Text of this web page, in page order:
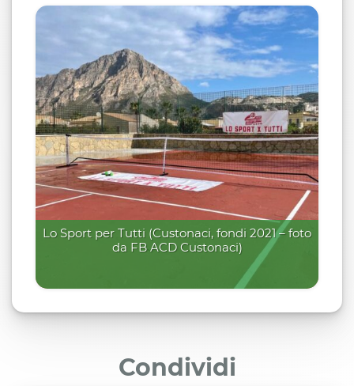
Lo Sport per Tutti (Custonaci, fondi 2021 – foto
da FB ACD Custonaci)
Condividi